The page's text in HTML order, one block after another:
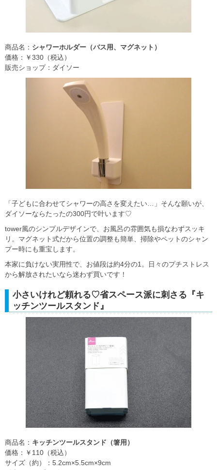
商品名： シャワーホルダー（バス用、マグネット）
価格：￥330（税込）
販売ショップ：ダイソー
「子どもに合わせてシャワーの高さを変えたい…」そんな願いが、
ダイソーならたったの300円で叶います♡
tower風のシンプルデザインで、お風呂の雰囲気も損なわずスッキ
リ。マグネット式だから位置の調整も簡単、掃除やペットのシャン
プー時にも重宝します。
本家に負けない実用性で、お値段は約4分の1。日々のプチストレス
から解放されたいなら迷わず買いです！
小さいけれど頼れる♡省スペース派に刺さる『キ
ッチンツールスタンド』
商品名： キッチンツールスタンド（箸用）
価格：￥110（税込）
サイズ（約）：5.2cm×5.5cm×9cm